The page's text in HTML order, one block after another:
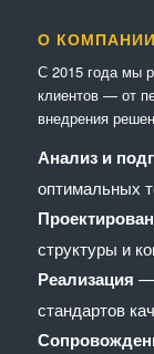
О КОМПАНИИ
С 2015 года мы
клиентов — от
внедрения
Анализ и
оптимальных
структуры и
Реализация —
стандартов